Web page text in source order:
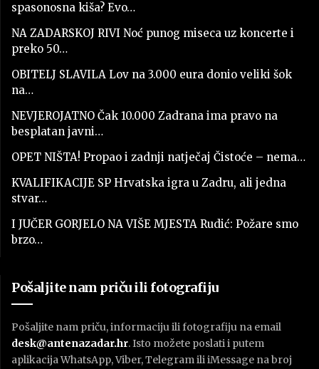
spasonosna kiša? Evo…
NA ZADARSKOJ RIVI Noć punog miseca uz koncerte i
preko 50…
OBITELJ SLAVILA Lov na 3.000 eura donio veliki šok
na…
NEVJEROJATNO Čak 10.000 Zadrana ima pravo na
besplatan javni…
OPET NIŠTA! Propao i zadnji natječaj Čistoće – nema…
KVALIFIKACIJE SP Hrvatska igra u Zadru, ali jedna
stvar…
I JUČER GORJELO NA VIŠE MJESTA Rudić: Požare smo
brzo…
Pošaljite nam priču ili fotografiju
Pošaljite nam priču, informaciju ili fotografiju na email
desk@antenazadar.hr. Isto možete poslati i putem
aplikacija WhatsApp, Viber, Telegram ili iMessage na broj